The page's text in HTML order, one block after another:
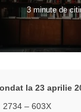
3 minute de
la 23 aprilie
2734 – 603X